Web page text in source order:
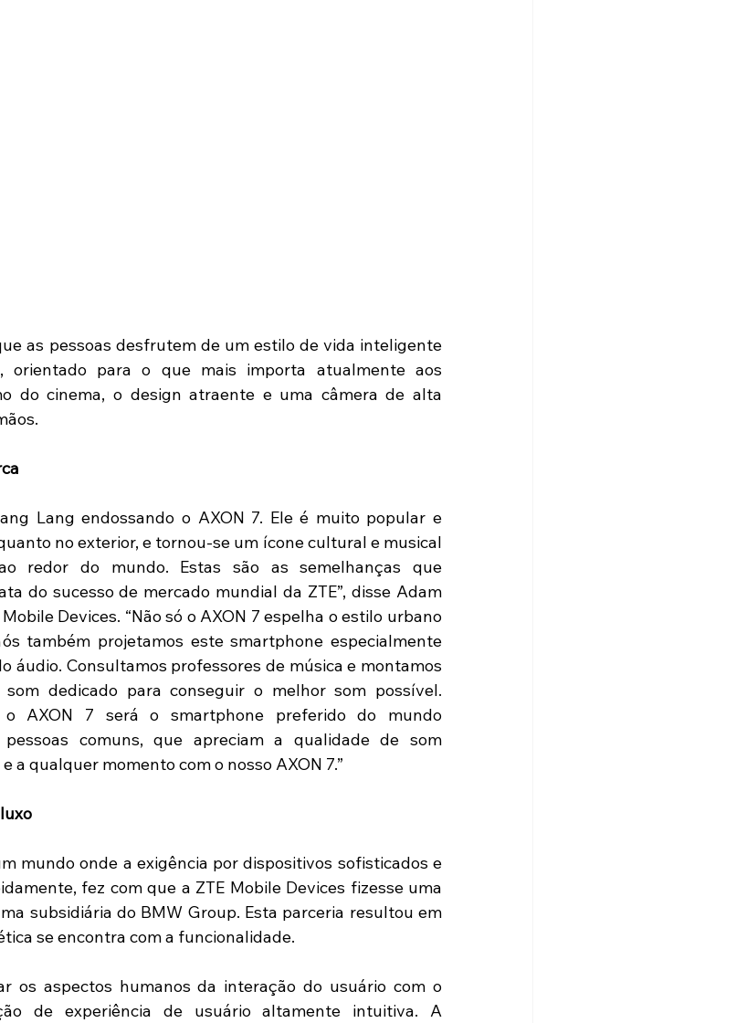
as pessoas desfrutem de um estilo de vida inteligente
orientado para o que mais importa atualmente aos
do cinema, o design atraente e uma câmera de alta
Lang endossando o AXON 7. Ele é muito popular e
no exterior, e tornou-se um ícone cultural e musical
redor do mundo. Estas são as semelhanças que
do sucesso de mercado mundial da ZTE”, disse Adam
Devices. “Não só o AXON 7 espelha o estilo urbano
também projetamos este smartphone especialmente
áudio. Consultamos professores de música e montamos
dedicado para conseguir o melhor som possível.
AXON 7 será o smartphone preferido do mundo
comuns, que apreciam a qualidade de som
a qualquer momento com o nosso AXON 7.”
mundo onde a exigência por dispositivos sofisticados e
fez com que a ZTE Mobile Devices fizesse uma
subsidiária do BMW Group. Esta parceria resultou em
se encontra com a funcionalidade.
os aspectos humanos da interação do usuário com o
de experiência de usuário altamente intuitiva. A